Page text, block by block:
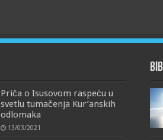
Priča o Isusovom raspeću u
svetlu tumačenja Kur’anskih
odlomaka
13/03/2021